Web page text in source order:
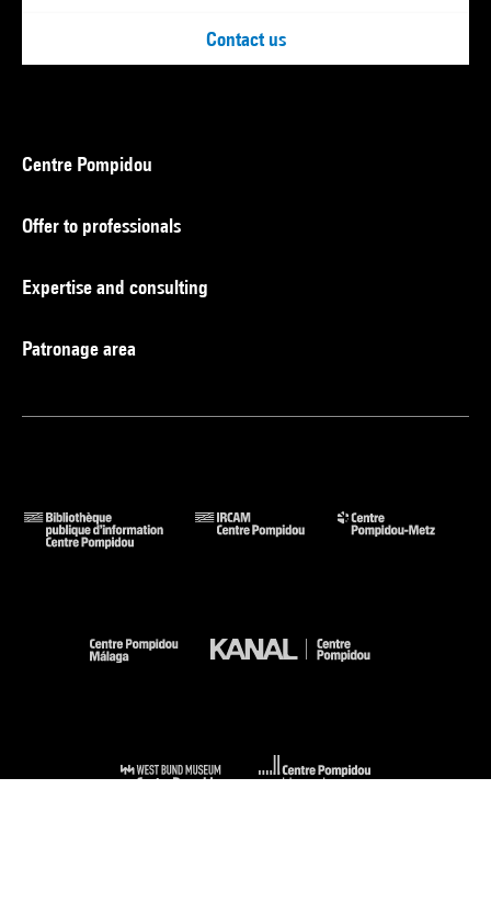
Contact us
Centre Pompidou
Offer to professionals
Expertise and consulting
Patronage area